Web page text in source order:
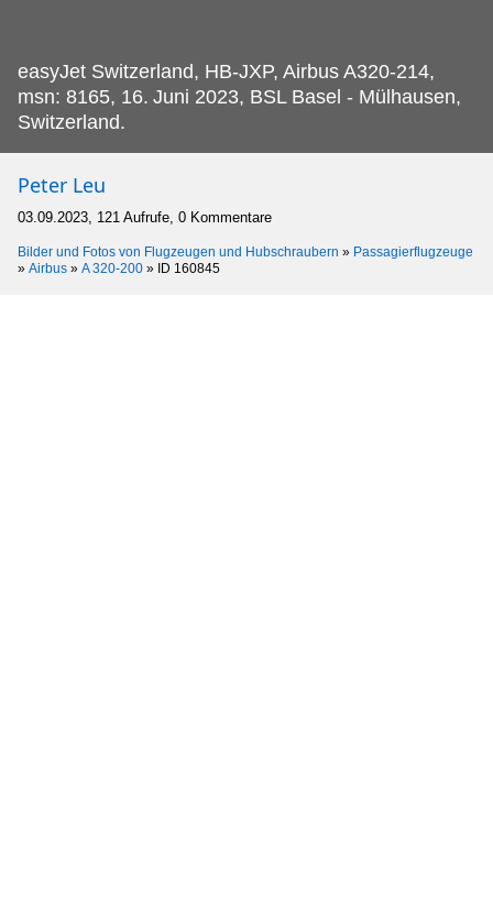
easyJet Switzerland, HB-JXP, Airbus A320-214,
msn: 8165, 16. Juni 2023, BSL Basel - Mülhausen,
Switzerland.
Peter Leu
03.09.2023, 121 Aufrufe, 0 Kommentare
Bilder und Fotos von Flugzeugen und Hubschraubern » Passagierflugzeuge
» Airbus » A 320-200 » ID 160845